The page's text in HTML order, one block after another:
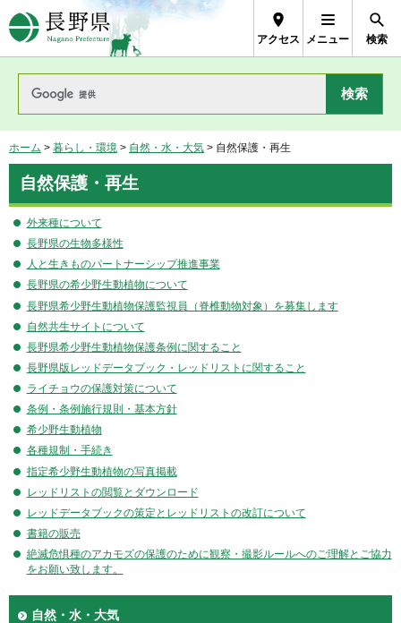
長野県Nagano Prefecture
アクセス メニュー 検索
ホーム > 暮らし・環境 > 自然・水・大気 > 自然保護・再生
自然保護・再生
外来種について
長野県の生物多様性
人と生きものパートナーシップ推進事業
長野県の希少野生動植物について
長野県希少野生動植物保護監視員（脊椎動物対象）を募集します
自然共生サイトについて
長野県希少野生動植物保護条例に関すること
長野県版レッドデータブック・レッドリストに関すること
ライチョウの保護対策について
条例・条例施行規則・基本方針
希少野生動植物
各種規制・手続き
指定希少野生動植物の写真掲載
レッドリストの閲覧とダウンロード
レッドデータブックの策定とレッドリストの改訂について
書籍の販売
絶滅危惧種のアカモズの保護のために観察・撮影ルールへのご理解とご協力
をお願い致します。
自然・水・大気